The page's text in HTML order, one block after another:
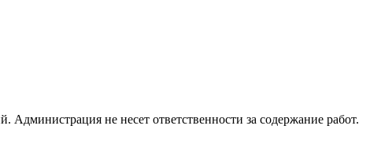
не несет ответственности за содержание работ.